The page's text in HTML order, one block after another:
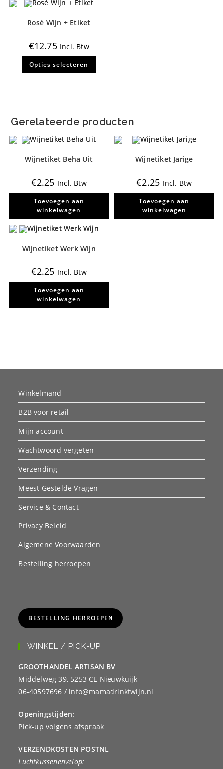
de
Rosé Wijn + Etiket
€12.75 Incl. Btw
Opties selecteren
Dit
heeft
worden
de
productpagina
Gerelateerde producten
Wijnetiket Beha Uit
€2.25 Incl. Btw
Toevoegen aan
winkelwagen
Wijnetiket Jarige
€2.25 Incl. Btw
Toevoegen aan
winkelwagen
Wijnetiket Werk Wijn
€2.25 Incl. Btw
Toevoegen aan
winkelwagen
Winkelmand
B2B voor retail
Mijn account
Wachtwoord vergeten
Verzending
Meest Gestelde Vragen
Service & Contact
Privacy Beleid
Algemene Voorwaarden
Bestelling herroepen
BESTELLING HERROEPEN
WINKEL / PICK-UP
GROOTHANDEL ARTISAN BV
Middelweg 39, 5253 CE Nieuwkuijk
06-40597696 / info@mamadrinktwijn.nl
Openingstijden:
Pick-up volgens afspraak
VERZENDKOSTEN POSTNL
Luchtkussenenvelop: